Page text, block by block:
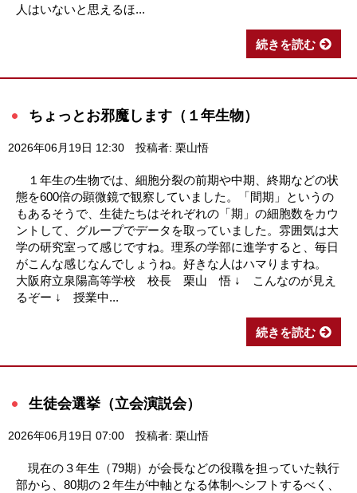
人はいないと思えるほ...
続きを読む
ちょっとお邪魔します（１年生物）
2026年06月19日 12:30 投稿者: 栗山悟
１年生の生物では、細胞分裂の前期や中期、終期などの状
態を600倍の顕微鏡で観察していました。「間期」というの
もあるそうで、生徒たちはそれぞれの「期」の細胞数をカウ
ントして、グループでデータを取っていました。雰囲気は大
学の研究室って感じですね。理系の学部に進学すると、毎日
がこんな感じなんでしょうね。好きな人はハマりますね。
大阪府立泉陽高等学校 校長 栗山 悟 ↓ こんなのが見え
るぞー ↓ 授業中...
続きを読む
生徒会選挙（立会演説会）
2026年06月19日 07:00 投稿者: 栗山悟
現在の３年生（79期）が会長などの役職を担っていた執行
部から、80期の２年生が中軸となる体制へシフトするべく、